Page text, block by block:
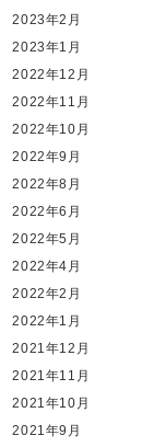
2023年2月
2023年1月
2022年12月
2022年11月
2022年10月
2022年9月
2022年8月
2022年6月
2022年5月
2022年4月
2022年2月
2022年1月
2021年12月
2021年11月
2021年10月
2021年9月